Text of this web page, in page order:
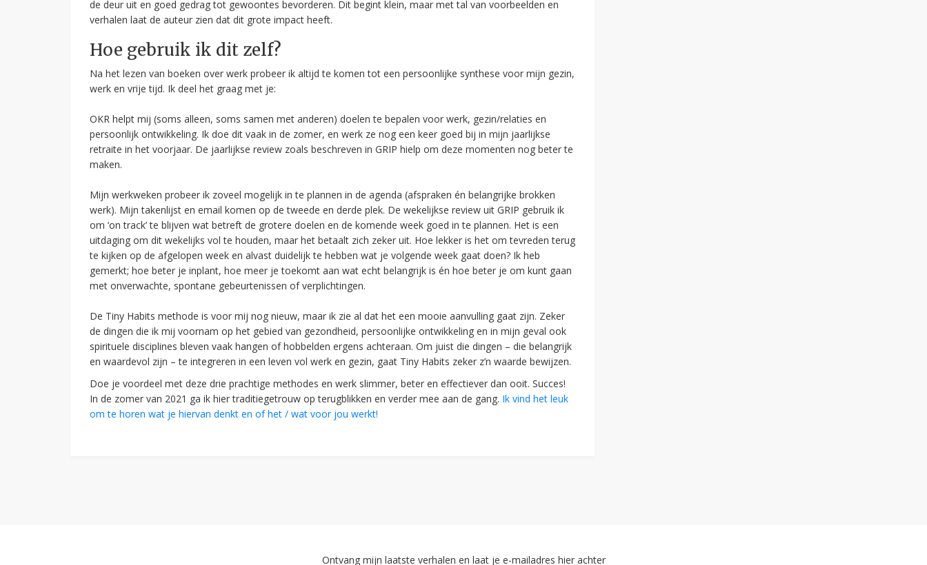
de deur uit en goed gedrag tot gewoontes bevorderen. Dit begint klein, maar met tal van voorbeelden en
verhalen laat de auteur zien dat dit grote impact heeft.
Hoe gebruik ik dit zelf?
Na het lezen van boeken over werk probeer ik altijd te komen tot een persoonlijke synthese voor mijn gezin,
werk en vrije tijd. Ik deel het graag met je:
OKR helpt mij (soms alleen, soms samen met anderen) doelen te bepalen voor werk, gezin/relaties en
persoonlijk ontwikkeling. Ik doe dit vaak in de zomer, en werk ze nog een keer goed bij in mijn jaarlijkse
retraite in het voorjaar. De jaarlijkse review zoals beschreven in GRIP hielp om deze momenten nog beter te
maken.
Mijn werkweken probeer ik zoveel mogelijk in te plannen in de agenda (afspraken én belangrijke brokken
werk). Mijn takenlijst en email komen op de tweede en derde plek. De wekelijkse review uit GRIP gebruik ik
om ‘on track’ te blijven wat betreft de grotere doelen en de komende week goed in te plannen. Het is een
uitdaging om dit wekelijks vol te houden, maar het betaalt zich zeker uit. Hoe lekker is het om tevreden terug
te kijken op de afgelopen week en alvast duidelijk te hebben wat je volgende week gaat doen? Ik heb
gemerkt; hoe beter je inplant, hoe meer je toekomt aan wat echt belangrijk is én hoe beter je om kunt gaan
met onverwachte, spontane gebeurtenissen of verplichtingen.
De Tiny Habits methode is voor mij nog nieuw, maar ik zie al dat het een mooie aanvulling gaat zijn. Zeker
de dingen die ik mij voornam op het gebied van gezondheid, persoonlijke ontwikkeling en in mijn geval ook
spirituele disciplines bleven vaak hangen of hobbelden ergens achteraan. Om juist die dingen – die belangrijk
en waardevol zijn – te integreren in een leven vol werk en gezin, gaat Tiny Habits zeker z’n waarde bewijzen.
Doe je voordeel met deze drie prachtige methodes en werk slimmer, beter en effectiever dan ooit. Succes!
In de zomer van 2021 ga ik hier traditiegetrouw op terugblikken en verder mee aan de gang. Ik vind het leuk
om te horen wat je hiervan denkt en of het / wat voor jou werkt!
Ontvang mijn laatste verhalen en laat je e-mailadres hier achter